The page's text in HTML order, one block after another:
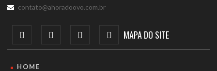
contato@ahoradoovo.com.br
MAPA DO SITE
HOME